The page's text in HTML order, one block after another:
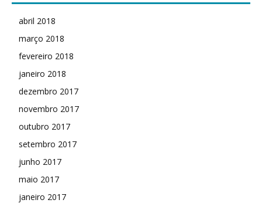
abril 2018
março 2018
fevereiro 2018
janeiro 2018
dezembro 2017
novembro 2017
outubro 2017
setembro 2017
junho 2017
maio 2017
janeiro 2017